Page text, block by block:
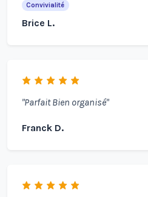
Convivialité
Brice L.
"Parfait Bien organisé"
Franck D.